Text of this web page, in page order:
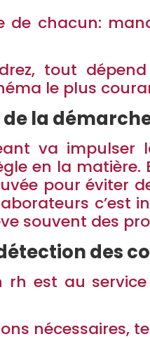
de chacun:
tout
le plus
de la
va
en la
pour éviter
c’est
souvent des
des
rh est au
nécessaires,